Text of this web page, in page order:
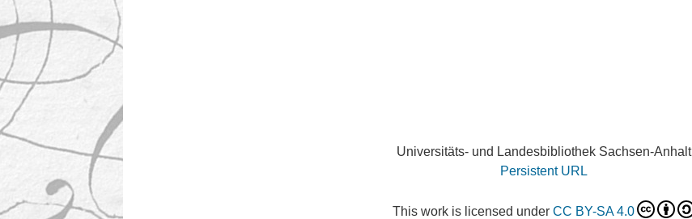
Universitäts- und Landesbibliothek Sachsen-Anhalt
Persistent URL
This work is licensed under CC BY-SA 4.0